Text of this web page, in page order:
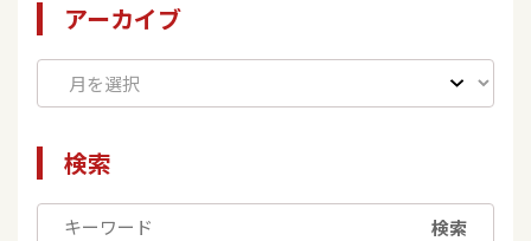
アーカイブ
検索
検索